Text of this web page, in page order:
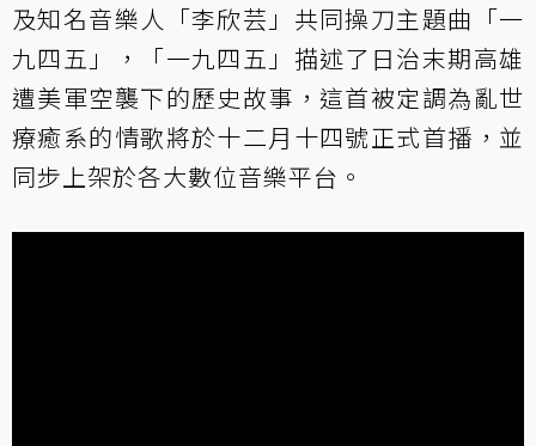
及知名音樂人「李欣芸」共同操刀主題曲「一
九四五」，「一九四五」描述了日治末期高雄
遭美軍空襲下的歷史故事，這首被定調為亂世
療癒系的情歌將於十二月十四號正式首播，並
同步上架於各大數位音樂平台。